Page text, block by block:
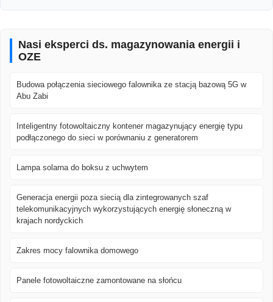
Nasi eksperci ds. magazynowania energii i
OZE
Budowa połączenia sieciowego falownika ze stacją bazową 5G w
Abu Zabi
Inteligentny fotowoltaiczny kontener magazynujący energię typu
podłączonego do sieci w porównaniu z generatorem
Lampa solarna do boksu z uchwytem
Generacja energii poza siecią dla zintegrowanych szaf
telekomunikacyjnych wykorzystujących energię słoneczną w
krajach nordyckich
Zakres mocy falownika domowego
Panele fotowoltaiczne zamontowane na słońcu